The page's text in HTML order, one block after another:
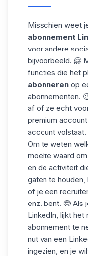
Misschien weet
abonnement
voor andere
bijvoorbeeld. 🤗
functies die het
abonneren op
abonnementen.
af of ze echt
premium
account volstaat.
Om te weten
moeite waard
en de activiteit
gaten te houden,
of je een
enz. bent. 🤓 Als
LinkedIn, lijkt het
abonnement te
nut van een
ingezien, en je